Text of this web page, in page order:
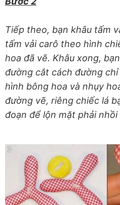
Tiếp theo, bạn khâu tấm
tấm vải carô theo hình
hoa đã vẽ. Khâu xong,
đường cắt cách đường
hình bông hoa và nhụy
đường vẽ, riêng chiếc lá
đoạn để lộn mặt phải